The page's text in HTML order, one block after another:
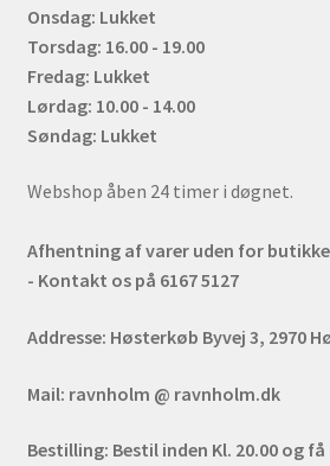
Onsdag: Lukket
Torsdag: 16.00 - 19.00
Fredag: Lukket
Lørdag: 10.00 - 14.00
Søndag: Lukket
Webshop åben 24 timer i døgnet.
Afhentning af varer uden for
- Kontakt os på 6167 5127
Addresse: Høsterkøb Byvej 3, 2970
Mail: ravnholm @ ravnholm.dk
Bestilling: Bestil inden Kl. 20.00 og